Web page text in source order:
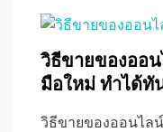
วิธีขายของออ
มือใหม่ ทำได้ทั
วิธีขายของออนไล